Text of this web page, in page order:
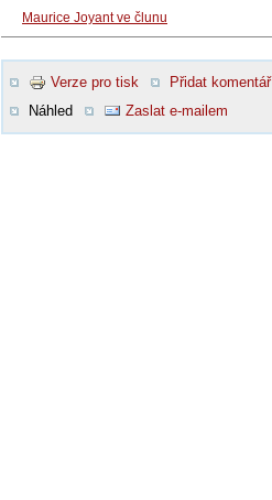
Maurice Joyant ve člunu
Verze pro tisk Přidat komentář
Náhled
Zaslat e-mailem